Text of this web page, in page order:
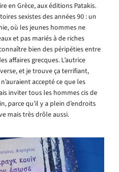
en Grèce, aux éditions Patakis.
sexistes des années 90 : un
où les jeunes hommes ne
et pas mariés à de riches
bien des péripéties entre
affaires grecques. L’autrice
et je trouve ça terrifiant,
accepté ce que les
inviter tous les hommes cis de
parce qu’il y a plein d’endroits
mais très drôle aussi.